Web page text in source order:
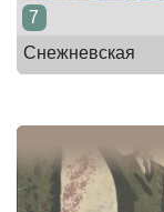
7
Снежневская